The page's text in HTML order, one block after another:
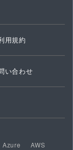
用規約
い合わせ
Azure
AWS